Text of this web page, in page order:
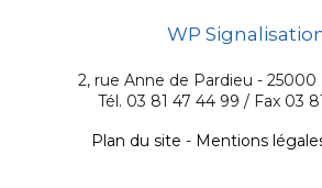
WP
2, rue Anne de Pardieu - 25000
Tél. 03 81 47 44 99 / Fax 03
Plan du site - Mentions